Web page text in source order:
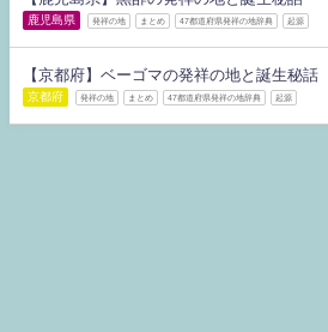
鹿児島県 発祥の地 まとめ 47都道府県発祥の地辞典 起源
【京都府】ベーゴマの発祥の地と誕生秘話
京都府 発祥の地 まとめ 47都道府県発祥の地辞典 起源